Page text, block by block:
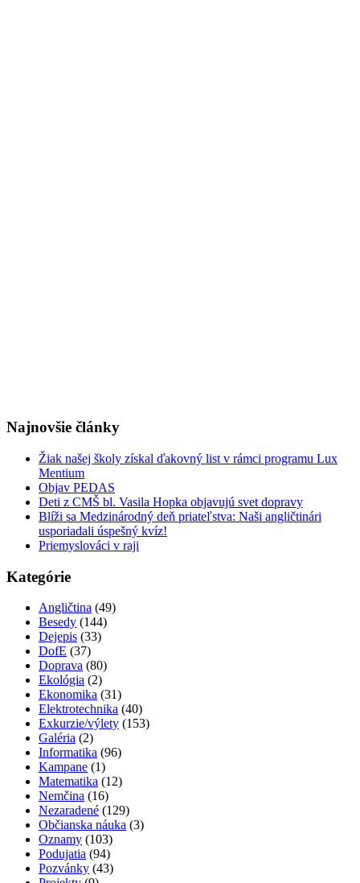
Najnovšie články
Žiak našej školy získal ďakovný list v rámci programu Lux
Mentium
Objav PEDAS
Deti z CMŠ bl. Vasila Hopka objavujú svet dopravy
Blíži sa Medzinárodný deň priateľstva: Naši angličtinári
usporiadali úspešný kvíz!
Priemyslováci v raji
Kategórie
Angličtina (49)
Besedy (144)
Dejepis (33)
DofE (37)
Doprava (80)
Ekológia (2)
Ekonomika (31)
Elektrotechnika (40)
Exkurzie/výlety (153)
Galéria (2)
Informatika (96)
Kampane (1)
Matematika (12)
Nemčina (16)
Nezaradené (129)
Občianska náuka (3)
Oznamy (103)
Podujatia (94)
Pozvánky (43)